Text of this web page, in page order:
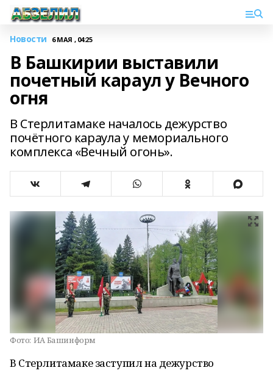
Новости 6 МАЯ , 04:25
В Башкирии выставили
почетный караул у Вечного
огня
В Стерлитамаке началось дежурство
почётного караула у мемориального
комплекса «Вечный огонь».
Фото: ИА Башинформ
В Стерлитамаке заступил на дежурство